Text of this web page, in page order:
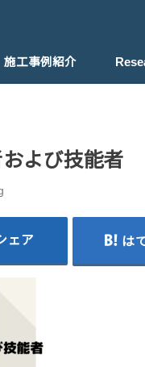
施工事例紹介
よび技能者
ェア は